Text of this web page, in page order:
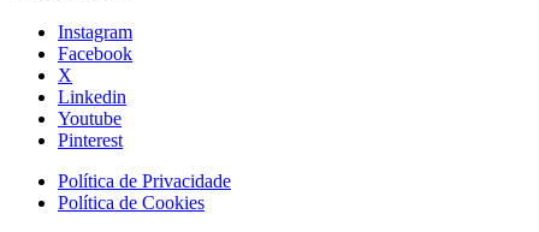
Instagram
Facebook
X
Linkedin
Youtube
Pinterest
Política de Privacidade
Política de Cookies